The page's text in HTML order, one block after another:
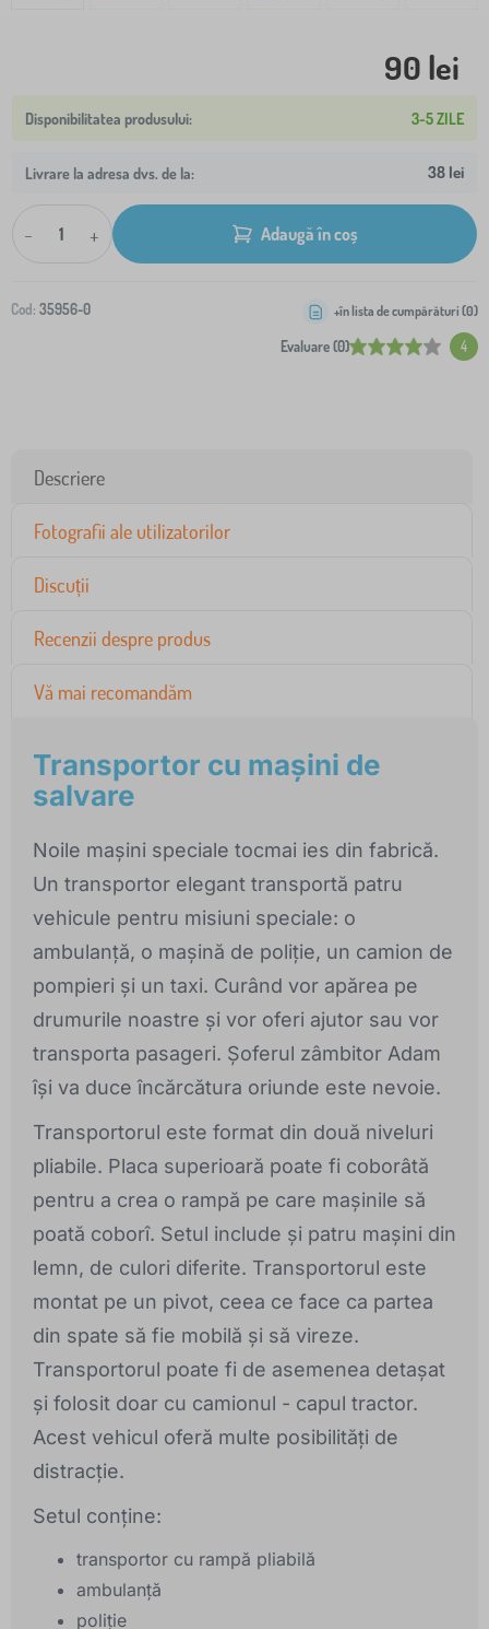
90 lei
3-5 ZILE
Livrare la adresa dvs. de la: 38 lei
- + Adaugă în coș
Cod: 35956-0
Evaluare (0) 4
+în lista de cumpărături (0)
Descriere
Fotografii ale utilizatorilor
Discuții
Recenzii despre produs
Vă mai recomandăm
Transportor cu mașini de
salvare
Noile mașini speciale tocmai ies din fabrică.
Un transportor elegant transportă patru
vehicule pentru misiuni speciale: o
ambulanță, o mașină de poliție, un camion de
pompieri și un taxi. Curând vor apărea pe
drumurile noastre și vor oferi ajutor sau vor
transporta pasageri. Șoferul zâmbitor Adam
își va duce încărcătura oriunde este nevoie.
Transportorul este format din două niveluri
pliabile. Placa superioară poate fi coborâtă
pentru a crea o rampă pe care mașinile să
poată coborî. Setul include și patru mașini din
lemn, de culori diferite. Transportorul este
montat pe un pivot, ceea ce face ca partea
din spate să fie mobilă și să vireze.
Transportorul poate fi de asemenea detașat
și folosit doar cu camionul - capul tractor.
Acest vehicul oferă multe posibilități de
distracție.
Setul conține:
transportor cu rampă pliabilă
ambulanță
poliție